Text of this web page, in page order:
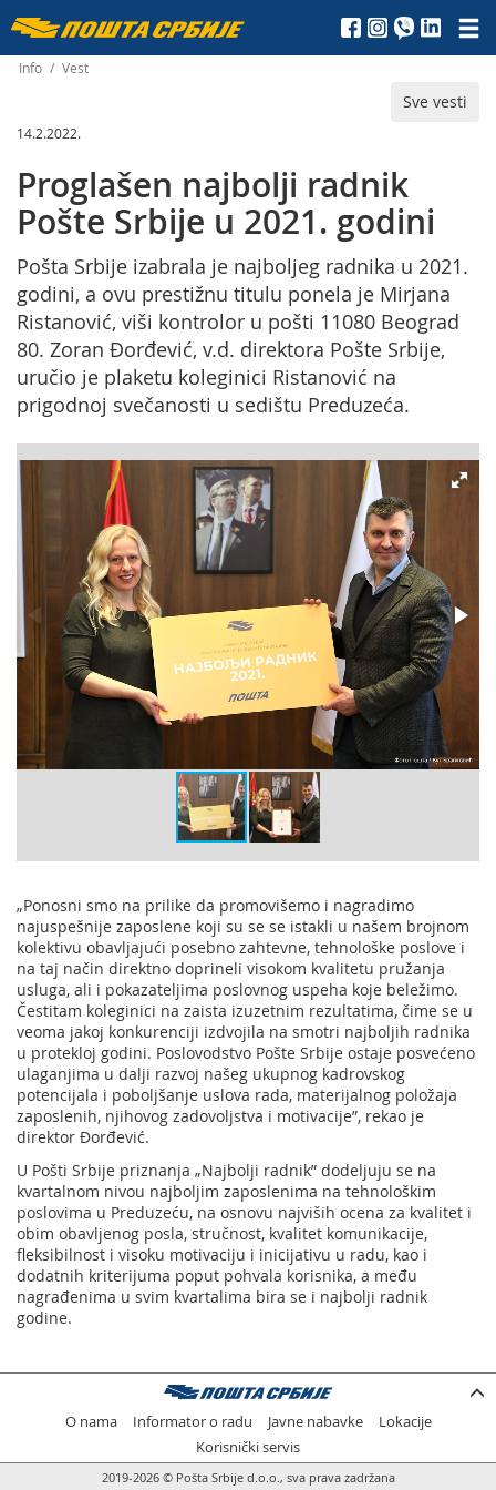
Пошта
Србије
д.о.о.
Info / Vest
Sve vesti
14.2.2022.
Proglašen najbolji radnik
Pošte Srbije u 2021. godini
Pošta Srbije izabrala je najboljeg radnika u 2021.
godini, a ovu prestižnu titulu ponela je Mirjana
Ristanović, viši kontrolor u pošti 11080 Beograd
80. Zoran Đorđević, v.d. direktora Pošte Srbije,
uručio je plaketu koleginici Ristanović na
prigodnoj svečanosti u sedištu Preduzeća.
„Ponosni smo na prilike da promovišemo i nagradimo
najuspešnije zaposlene koji su se se istakli u našem brojnom
kolektivu obavljajući posebno zahtevne, tehnološke poslove i
na taj način direktno doprineli visokom kvalitetu pružanja
usluga, ali i pokazateljima poslovnog uspeha koje beležimo.
Čestitam koleginici na zaista izuzetnim rezultatima, čime se u
veoma jakoj konkurenciji izdvojila na smotri najboljih radnika
u protekloj godini. Poslovodstvo Pošte Srbije ostaje posvećeno
ulaganjima u dalji razvoj našeg ukupnog kadrovskog
potencijala i poboljšanje uslova rada, materijalnog položaja
zaposlenih, njihovog zadovoljstva i motivacije”, rekao je
direktor Đorđević.
U Pošti Srbije priznanja „Najbolji radnik” dodeljuju se na
kvartalnom nivou najboljim zaposlenima na tehnološkim
poslovima u Preduzeću, na osnovu najviših ocena za kvalitet i
obim obavljenog posla, stručnost, kvalitet komunikacije,
fleksibilnost i visoku motivaciju i inicijativu u radu, kao i
dodatnih kriterijuma poput pohvala korisnika, a među
nagrađenima u svim kvartalima bira se i najbolji radnik
godine.
O nama Informator o radu Javne nabavke
Lokacije
Korisnički servis
2019-2026 © Pošta Srbije d.o.o., sva prava zadržana